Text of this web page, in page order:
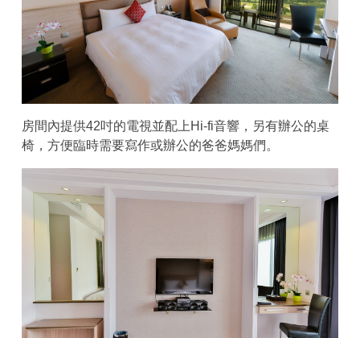
房間內提供42吋的電視並配上Hi-fi音響，另有辦公的桌
椅，方便臨時需要寫作或辦公的爸爸媽媽們。